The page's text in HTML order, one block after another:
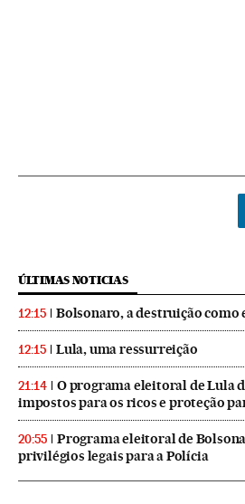
ÚLTIMAS NOTICIAS
12:15 Bolsonaro, a destruição como
12:15 Lula, uma ressurreição
21:14
O programa eleitoral de Lula
impostos para os ricos e proteção
20:55
Programa eleitoral de
privilégios legais para a Polícia